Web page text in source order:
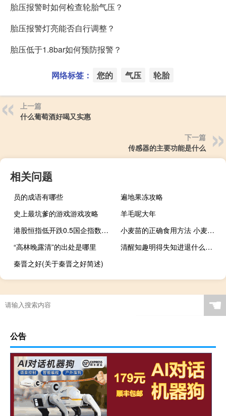
胎压报警时如何检查轮胎气压？
胎压报警灯亮能否自行调整？
胎压低于1.8bar如何预防报警？
网络标签： 您的 气压 轮胎
上一篇
什么葡萄酒好喝又实惠
下一篇
传感器的主要功能是什么
相关问题
员的成语有哪些
遍地果冻攻略
史上最坑爹的游戏游戏攻略
羊毛呢大年
港股恒指低开跌0.5国企指数跌0.57科指开跌0.87%
小麦苗的正确食用方法 小麦苗怎么吃
“高林晚露清”的出处是哪里
清醒知趣明得失知进退什么意思
秦晋之好(关于秦晋之好简述)
☚
公告